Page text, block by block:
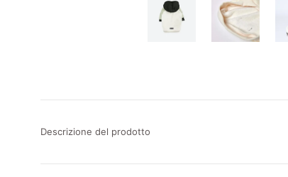
Descrizione del prodotto